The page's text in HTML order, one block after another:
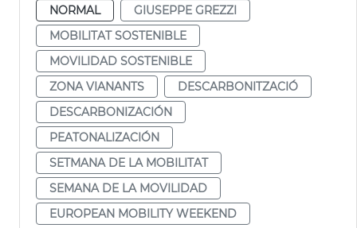
NORMAL
GIUSEPPE GREZZI
MOBILITAT SOSTENIBLE
MOVILIDAD SOSTENIBLE
ZONA VIANANTS
DESCARBONITZACIÓ
DESCARBONIZACIÓN
PEATONALIZACIÓN
SETMANA DE LA MOBILITAT
SEMANA DE LA MOVILIDAD
EUROPEAN MOBILITY WEEKEND